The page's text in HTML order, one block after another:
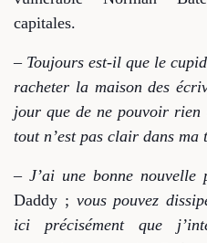
capitales.
– Toujours est-il que le
racheter la maison des
jour que de ne pouvoir rien
tout n’est pas clair dans ma
– J’ai une bonne nouvelle
Daddy ; vous pouvez
ici précisément que